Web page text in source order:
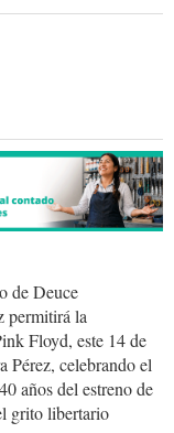
de Deuce
permitirá la
Floyd, este 14 de
Pérez, celebrando el
años del estreno de
grito libertario